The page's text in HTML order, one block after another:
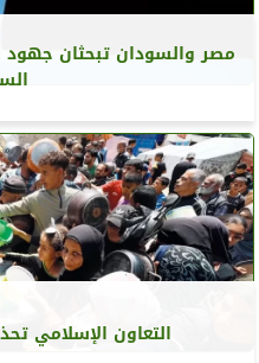
مصر والسودان تبحثان جهود
التعاون الإسلامي